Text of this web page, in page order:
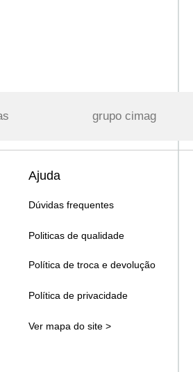
grupo cimag
Ajuda
Dúvidas frequentes
Politicas de qualidade
Política de troca e devolução
Política de privacidade
Ver mapa do site >